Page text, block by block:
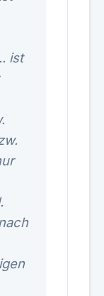
ist